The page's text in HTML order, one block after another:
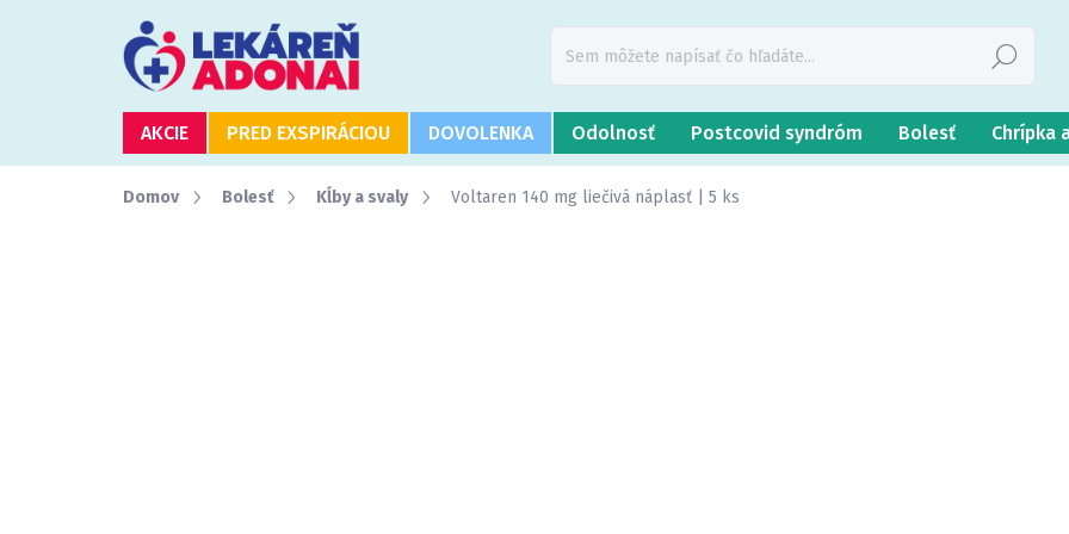
Hľadať
AKCIE PRED EXSPIRÁCIOU DOVOLENKA Odolnosť Postcovid syndróm Bolesť Chrípka
Domov Bolesť Kĺby a svaly Voltaren 140 mg liečivá náplasť | 5 ks